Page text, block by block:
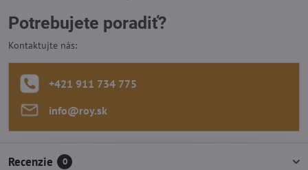
Potrebujete poradiť?
Kontaktujte nás:
+421 911 734 775
info​@roy​.sk
Recenzie 0